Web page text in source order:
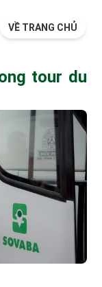
VỀ TRANG CHỦ
tour du